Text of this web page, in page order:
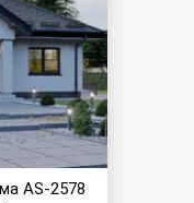
AS-2578